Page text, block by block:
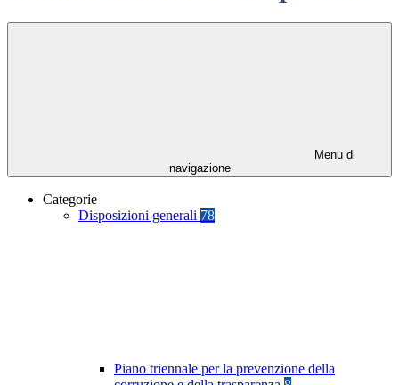
Menu di
navigazione
Categorie
Disposizioni generali 78
Piano triennale per la prevenzione della